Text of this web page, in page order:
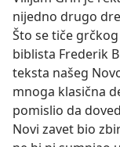
nijedno drugo
Što se tiče
biblista Frederik
teksta našeg
mnoga klasična
pomislio da
Novi zavet bio